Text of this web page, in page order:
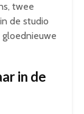
twee
de studio
gloednieuwe
in de